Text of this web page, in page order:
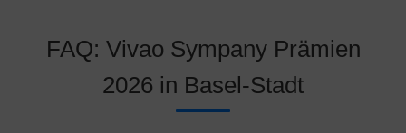
FAQ: Vivao Sympany Prämien
2026 in Basel-Stadt